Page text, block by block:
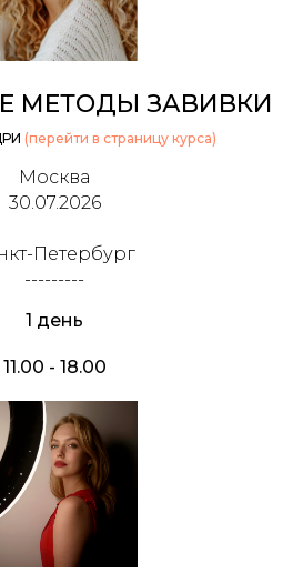
МЕТОДЫ ЗАВИВКИ
(перейти в страницу курса)
Москва
30.07.2026
Петербург
---------
1 день
11.00 - 18.00